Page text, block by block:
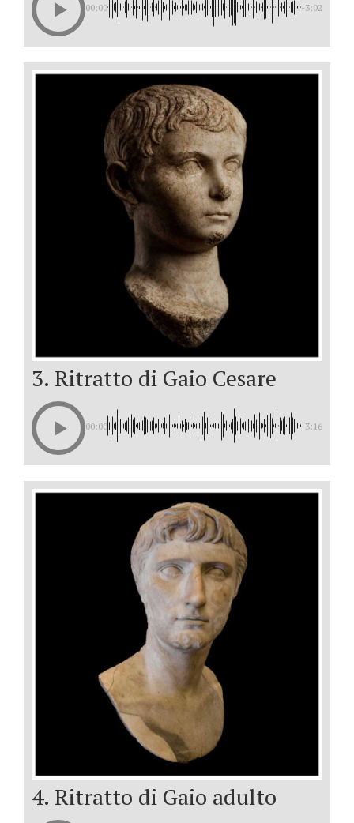
00:00 -3:02
3. Ritratto di Gaio Cesare
00:00 -3:16
4. Ritratto di Gaio adulto